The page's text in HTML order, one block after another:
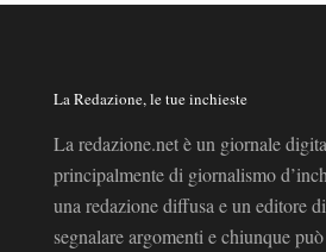
La Redazione, le tue inchieste
La redazione.net è un giornale
principalmente di giornalismo
una redazione diffusa e un editore
segnalare argomenti e chiunque